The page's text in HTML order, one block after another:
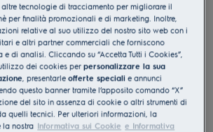
forno estensibile
tecnologie di tracciamento per migliorare il
per finalità promozionali e di marketing. Inoltre,
relative al suo utilizzo del nostro sito web con i
e altri partner commerciali che forniscono
di analisi. Cliccando su “Accetta Tutti i Cookies”,
dei cookies perpersonalizzare la sua
, presentarleofferte speciali e annunci
questo banner tramite l’apposito comando “X”
del sito in assenza di cookie o altri strumenti di
quelli tecnici. Per ulteriori informazioni, la
la nostra Informativa sui Cookie e Informativa